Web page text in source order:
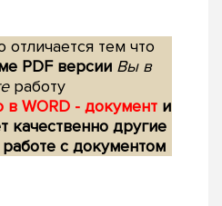
тем что
PDF версии Вы в
работу
WORD - документ и
качественно другие
с документом